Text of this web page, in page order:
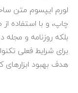
لورم ایپسوم متن
چاپ، و با استفاده
بلکه روزنامه و
برای شرایط فعلی
هدف بهبود ابزارهای